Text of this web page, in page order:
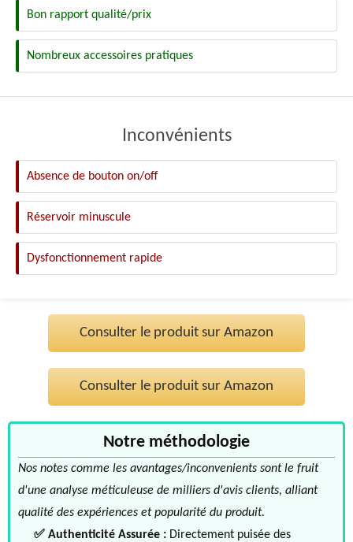
Bon rapport qualité/prix
Nombreux accessoires pratiques
Inconvénients
Absence de bouton on/off
Réservoir minuscule
Dysfonctionnement rapide
Consulter le produit sur Amazon
Consulter le produit sur Amazon
Notre méthodologie
Nos notes comme les avantages/inconvenients sont le fruit
d'une analyse méticuleuse de milliers d'avis clients, alliant
qualité des expériences et popularité du produit.
✅ Authenticité Assurée : Directement puisée des